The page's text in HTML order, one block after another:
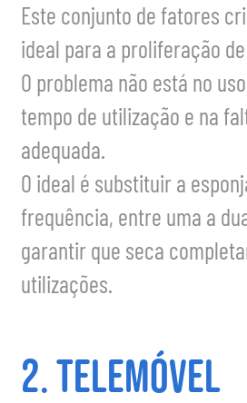
Este conjunto de fatores
ideal para a proliferação
O problema não está no
tempo de utilização e na
adequada.
O ideal é substituir a
frequência, entre uma a
garantir que seca
utilizações.
2. Telemóvel